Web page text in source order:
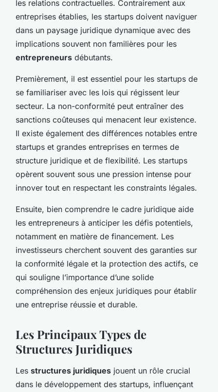
les relations contractuelles. Contrairement aux
entreprises établies, les startups doivent naviguer
dans un paysage juridique dynamique avec des
implications souvent non familières pour les
entrepreneurs débutants.
Premièrement, il est essentiel pour les startups de
se familiariser avec les lois qui régissent leur
secteur. La non-conformité peut entraîner des
sanctions coûteuses qui menacent leur existence.
Il existe également des différences notables entre
startups et grandes entreprises en termes de
structure juridique et de flexibilité. Les startups
opèrent souvent sous une pression intense pour
innover tout en respectant les constraints légales.
Ensuite, bien comprendre le cadre juridique aide
les entrepreneurs à anticiper les défis potentiels,
notamment en matière de financement. Les
investisseurs cherchent souvent des garanties sur
la conformité légale et la protection des actifs, ce
qui souligne l’importance d’une solide
compréhension des enjeux juridiques pour établir
une entreprise réussie et durable.
Les Principaux Types de
Structures Juridiques
Les structures juridiques jouent un rôle crucial
dans le développement des startups, influençant